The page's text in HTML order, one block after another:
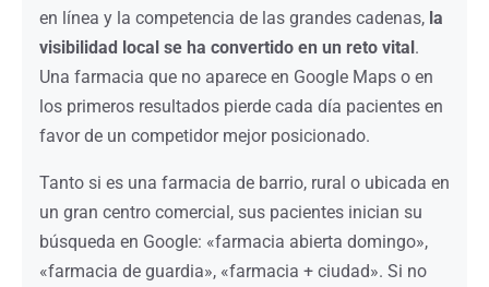
en línea y la competencia de las grandes cadenas, la
visibilidad local se ha convertido en un reto vital.
Una farmacia que no aparece en Google Maps o en
los primeros resultados pierde cada día pacientes en
favor de un competidor mejor posicionado.
Tanto si es una farmacia de barrio, rural o ubicada en
un gran centro comercial, sus pacientes inician su
búsqueda en Google: «farmacia abierta domingo»,
«farmacia de guardia», «farmacia + ciudad». Si no